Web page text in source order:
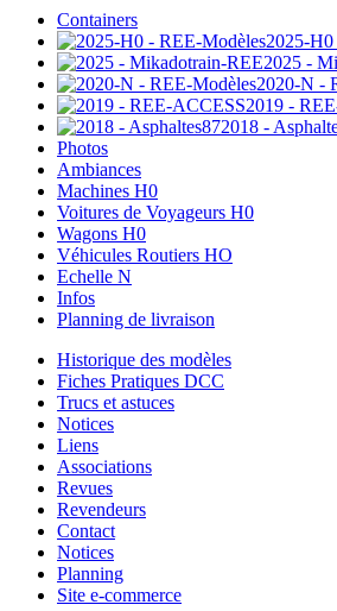
Containers
2025-
2025 -
2020-N -
2019 -
2018 -
Photos
Ambiances
Machines H0
Voitures de Voyageurs H0
Wagons H0
Véhicules Routiers HO
Echelle N
Infos
Planning de livraison
Historique des modèles
Fiches Pratiques DCC
Trucs et astuces
Notices
Liens
Associations
Revues
Revendeurs
Contact
Notices
Planning
Site e-commerce